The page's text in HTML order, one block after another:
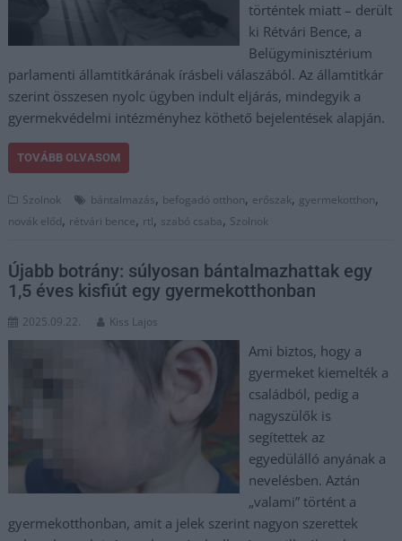
történtek miatt – derült
ki Rétvári Bence, a
Belügyminisztérium
parlamenti államtitkárának írásbeli válaszából. Az államtitkár
szerint összesen nyolc ügyben indult eljárás, mindegyik a
gyermekvédelmi intézményhez köthető bejelentések alapján.
TOVÁBB OLVASOM
Szolnok bántalmazás, befogadó otthon, erőszak, gyermekotthon,
novák előd, rétvári bence, rtl, szabó csaba, Szolnok
Újabb botrány: súlyosan bántalmazhattak egy
1,5 éves kisfiút egy gyermekotthonban
2025.09.22. Kiss Lajos
Ami biztos, hogy a
gyermeket kiemelték a
családból, pedig a
nagyszülők is
segítettek az
egyedülálló anyának a
nevelésben. Aztán
„valami” történt a
gyermekotthonban, amit a jelek szerint nagyon szerettek